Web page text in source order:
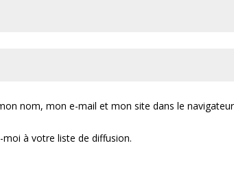
nom, mon e-mail et mon site dans le
à votre liste de diffusion.